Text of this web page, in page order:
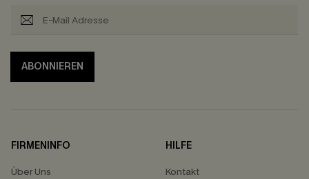
ABONNIEREN
FIRMENINFO
Über Uns
HILFE
Kontakt